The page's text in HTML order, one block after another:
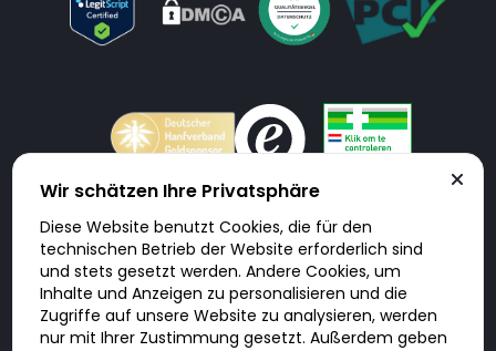
Doktorabc.com ist eine Vermittlungsplattform. Doktorabc ist ausdrücklich
keine Internetapotheke. Doktorabc bietet keine Medikamente oder
sonstige Produkte an oder liefert diese. Jegliche Informationen zu
Produkten, Medikamenten und Preisen auf der Internetseite beinhalten
kein Angebot von Doktorabc an Sie. Für die Einhaltung der in Ihrem Land
geltenden Gesetze und sonstigen Rechtsvorschriften sind Sie als Nutzer
selbst verantwortlich. Die Nutzung unseres Services auf Doktorabc durch
Sie erfolgt auf eigenes Risiko und in eigener Verantwortung. Sie erklären,
Wir schätzen Ihre Privatsphäre
Diese Website benutzt Cookies, die für den
technischen Betrieb der Website erforderlich sind
und stets gesetzt werden. Andere Cookies, um
Inhalte und Anzeigen zu personalisieren und die
Zugriffe auf unsere Website zu analysieren, werden
nur mit Ihrer Zustimmung gesetzt. Außerdem geben